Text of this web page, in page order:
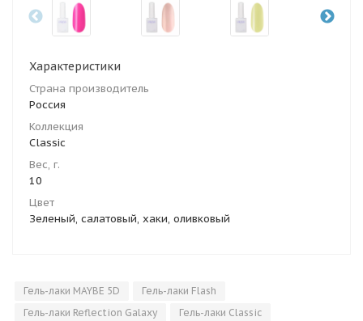
Характеристики
Страна производитель
Россия
Коллекция
Сlassic
Вес, г.
10
Цвет
Зеленый, салатовый, хаки, оливковый
Гель-лаки MAYBE 5D
Гель-лаки Flash
Гель-лаки Reflection Galaxy
Гель-лаки Classic